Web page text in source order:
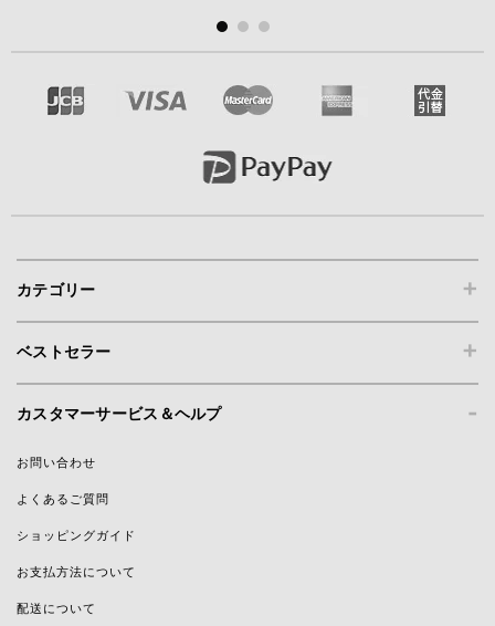
+
カテゴリー
+
ベストセラー
-
カスタマーサービス＆ヘルプ
お問い合わせ
よくあるご質問
ショッピングガイド
お支払方法について
配送について